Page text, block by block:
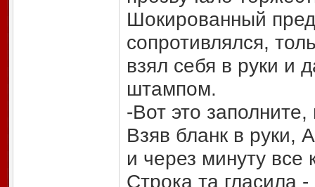
Шокированный
сопротивлялся,
взял себя в руки и
штампом.
-Вот это
Взяв бланк в руки,
и через минуту
Строка та гласила